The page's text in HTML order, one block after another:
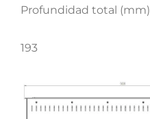
Profundidad total (mm)
193